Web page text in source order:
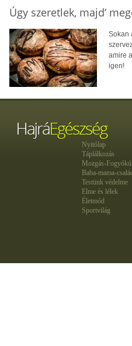
Úgy szeretlek, majd’
Sokan
amire
igen!
Nyitólap
Táplálkozás
Mozgás-
Baba-mama-
Testünk védelme
Elme és lélek
Életmód
Sportvilág